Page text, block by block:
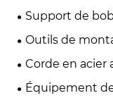
Support de
Outils de
Corde en acier
Équipement